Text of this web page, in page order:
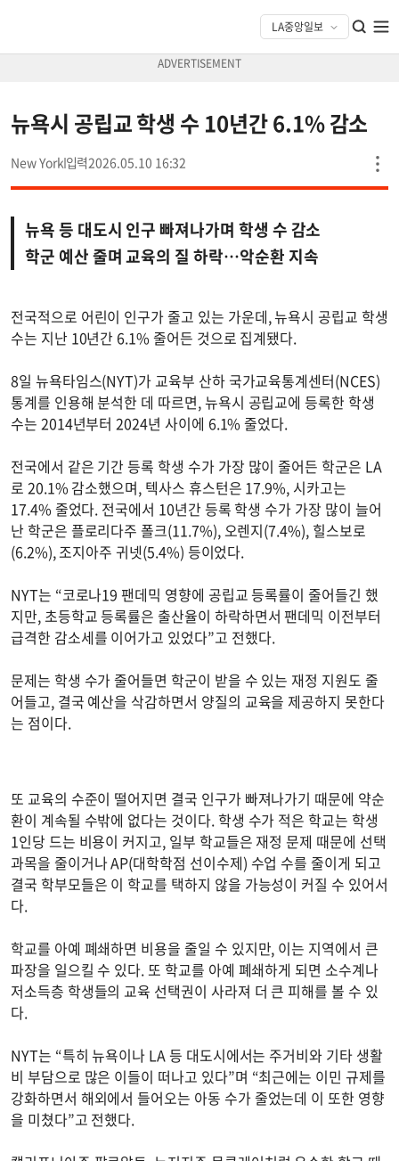
뉴욕시 공립교 학생 수 10년간 6.1% 감소
New York 2026.05.10 16:32
뉴욕 등 대도시 인구 빠져나가며 학생 수 감소
학군 예산 줄며 교육의 질 하락…악순환 지속
전국적으로 어린이 인구가 줄고 있는 가운데, 뉴욕시 공립교 학생
수는 지난 10년간 6.1% 줄어든 것으로 집계됐다.
8일 뉴욕타임스(NYT)가 교육부 산하 국가교육통계센터(NCES)
통계를 인용해 분석한 데 따르면, 뉴욕시 공립교에 등록한 학생
수는 2014년부터 2024년 사이에 6.1% 줄었다.
전국에서 같은 기간 등록 학생 수가 가장 많이 줄어든 학군은 LA
로 20.1% 감소했으며, 텍사스 휴스턴은 17.9%, 시카고는
17.4% 줄었다. 전국에서 10년간 등록 학생 수가 가장 많이 늘어
난 학군은 플로리다주 폴크(11.7%), 오렌지(7.4%), 힐스보로
(6.2%), 조지아주 귀넷(5.4%) 등이었다.
NYT는 “코로나19 팬데믹 영향에 공립교 등록률이 줄어들긴 했
지만, 초등학교 등록률은 출산율이 하락하면서 팬데믹 이전부터
급격한 감소세를 이어가고 있었다”고 전했다.
문제는 학생 수가 줄어들면 학군이 받을 수 있는 재정 지원도 줄
어들고, 결국 예산을 삭감하면서 양질의 교육을 제공하지 못한다
는 점이다.
또 교육의 수준이 떨어지면 결국 인구가 빠져나가기 때문에 약순
환이 계속될 수밖에 없다는 것이다. 학생 수가 적은 학교는 학생
1인당 드는 비용이 커지고, 일부 학교들은 재정 문제 때문에 선택
과목을 줄이거나 AP(대학학점 선이수제) 수업 수를 줄이게 되고
결국 학부모들은 이 학교를 택하지 않을 가능성이 커질 수 있어서
다.
학교를 아예 폐쇄하면 비용을 줄일 수 있지만, 이는 지역에서 큰
파장을 일으킬 수 있다. 또 학교를 아예 폐쇄하게 되면 소수계나
저소득층 학생들의 교육 선택권이 사라져 더 큰 피해를 볼 수 있
다.
NYT는 “특히 뉴욕이나 LA 등 대도시에서는 주거비와 기타 생활
비 부담으로 많은 이들이 떠나고 있다”며 “최근에는 이민 규제를
강화하면서 해외에서 들어오는 아동 수가 줄었는데 이 또한 영향
을 미쳤다”고 전했다.